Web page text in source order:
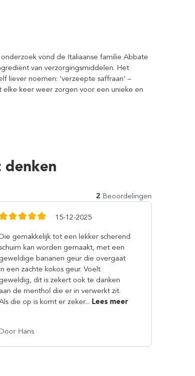
onderzoek vond de Italiaanse familie Abbate
van verzorgingsmiddelen. Het
liever noemen: ‘verzeepte saffraan’ –
elke keer weer zorgen voor een unieke en
2Beoordelingen
15-12-2025
gemakkelijk tot een lekker scherend
kan worden gemaakt, met een
geweldige bananen geur die overgaat
een zachte kokos geur. Voelt
geweldig, dit is zekert ook te danken
aan de menthol die er in verwerkt zit.
die op is komt er zeker... Lees meer
Door Hans